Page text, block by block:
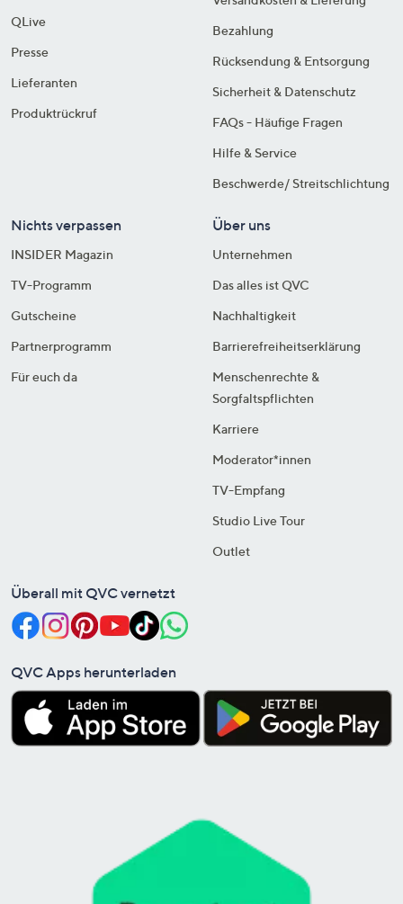
QLive
Presse
Lieferanten
Produktrückruf
Bezahlung
Rücksendung & Entsorgung
Sicherheit & Datenschutz
FAQs - Häufige Fragen
Hilfe & Service
Beschwerde/ Streitschlichtung
Nichts verpassen
INSIDER Magazin
TV-Programm
Gutscheine
Partnerprogramm
Für euch da
Über uns
Unternehmen
Das alles ist QVC
Nachhaltigkeit
Barrierefreiheitserklärung
Menschenrechte &
Sorgfaltspflichten
Karriere
Moderator*innen
TV-Empfang
Studio Live Tour
Outlet
Überall mit QVC vernetzt
QVC Apps herunterladen